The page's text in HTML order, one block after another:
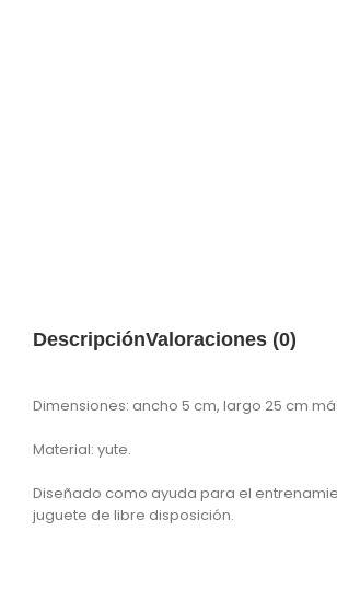
DescripciónValoraciones (0)
Dimensiones: ancho 5 cm, largo 25 cm
Material: yute.
Diseñado como ayuda para el
juguete de libre disposición.